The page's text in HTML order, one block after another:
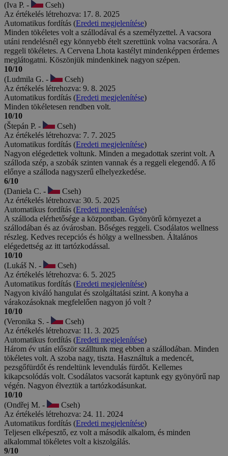
(Iva P. -
Cseh)
Az értékelés létrehozva: 17. 8. 2025
Automatikus fordítás (Eredeti megjelenítése)
Minden tökéletes volt a szállodával és a személyzettel. A vacsora
utáni rendelésnél egy könnyebb ételt szerettünk volna vacsorára. A
reggeli tökéletes. A Cervena Lhota kastélyt mindenképpen érdemes
meglátogatni. Köszönjük mindenkinek nagyon szépen.
10/10
(Ludmila G. -
Cseh)
Az értékelés létrehozva: 9. 8. 2025
Automatikus fordítás (Eredeti megjelenítése)
Minden tökéletesen rendben volt.
10/10
(Štepán P. -
Cseh)
Az értékelés létrehozva: 7. 7. 2025
Automatikus fordítás (Eredeti megjelenítése)
Nagyon elégedettek voltunk. Minden a megadottak szerint volt. A
szálloda szép, a szobák szinten vannak és a reggeli elegendő. A fő
előnye a szálloda nagyszerű elhelyezkedése.
6/10
(Daniela C. -
Cseh)
Az értékelés létrehozva: 30. 5. 2025
Automatikus fordítás (Eredeti megjelenítése)
A szálloda elérhetősége a központban. Gyönyörű környezet a
szállodában és az óvárosban. Bőséges reggeli. Csodálatos wellness
részleg. Kedves recepciós és hölgy a wellnessben. Általános
elégedettség az itt tartózkodással.
10/10
(Lukáš N. -
Cseh)
Az értékelés létrehozva: 6. 5. 2025
Automatikus fordítás (Eredeti megjelenítése)
Nagyon kiváló hangulat és szolgáltatási szint. A konyha a
várakozásoknak megfelelően nagyon jó volt ?
10/10
(Veronika S. -
Cseh)
Az értékelés létrehozva: 11. 3. 2025
Automatikus fordítás (Eredeti megjelenítése)
Három év után először szálltunk meg ebben a szállodában. Minden
tökéletes volt. A szoba nagy, tiszta. Használtuk a medencét,
pezsgőfürdőt és rendeltünk levendulás fürdőt. Kellemes
kikapcsolódás volt. Csodálatos vacsorát kaptunk egy gyönyörű nap
végén. Nagyon élveztük a tartózkodásunkat.
10/10
(Ondřej M. -
Cseh)
Az értékelés létrehozva: 24. 11. 2024
Automatikus fordítás (Eredeti megjelenítése)
Teljesen elképesztő, ez volt a második alkalom, és minden
alkalommal tökéletes volt a kiszolgálás.
9/10